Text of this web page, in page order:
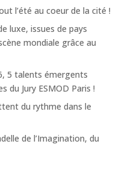
l’été au coeur de la cité !
luxe, issues de pays
mondiale grâce au
5 talents émergents
du Jury ESMOD Paris !
du rythme dans le
de l’Imagination, du